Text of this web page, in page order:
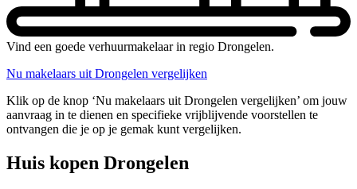
Vind een goede verhuurmakelaar in regio Drongelen.
Nu makelaars uit Drongelen vergelijken
Klik op de knop ‘Nu makelaars uit Drongelen vergelijken’ om jouw
aanvraag in te dienen en specifieke vrijblijvende voorstellen te
ontvangen die je op je gemak kunt vergelijken.
Huis kopen Drongelen